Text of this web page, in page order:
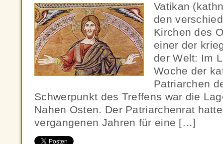
Vatikan
den
Kirchen des
einer der
der Welt: Im
Woche der
Patriarchen
Schwerpunkt des Treffens war die
Nahen Osten. Der Patriarchenrat
vergangenen Jahren für eine […]